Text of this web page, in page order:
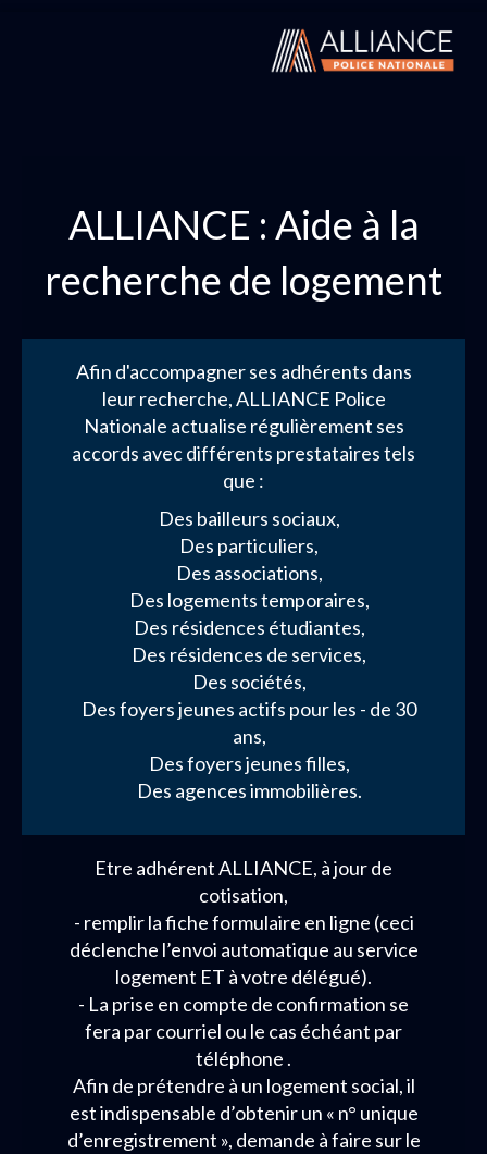
ALLIANCE : Aide à la
recherche de logement
Afin d'accompagner ses adhérents dans
leur recherche, ALLIANCE Police
Nationale actualise régulièrement ses
accords avec différents prestataires tels
que :
Des bailleurs sociaux,
Des particuliers,
Des associations,
Des logements temporaires,
Des résidences étudiantes,
Des résidences de services,
Des sociétés,
Des foyers jeunes actifs pour les - de 30
ans,
Des foyers jeunes filles,
Des agences immobilières.
Etre adhérent ALLIANCE, à jour de
cotisation,
- remplir la fiche formulaire en ligne (ceci
déclenche l’envoi automatique au service
logement ET à votre délégué).
- La prise en compte de confirmation se
fera par courriel ou le cas échéant par
téléphone .
Afin de prétendre à un logement social, il
est indispensable d’obtenir un « n° unique
d’enregistrement », demande à faire sur le